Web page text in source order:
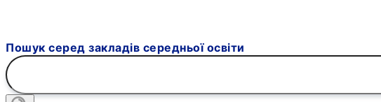
Пошук серед закладів середньої освіти